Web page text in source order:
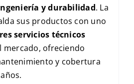
y durabilidad. La
sus productos con uno
servicios técnicos
mercado, ofreciendo
y cobertura